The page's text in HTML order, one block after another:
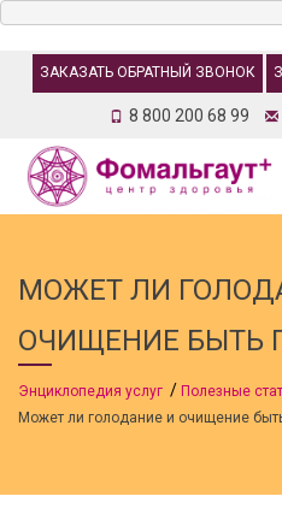
ЗАКАЗАТЬ ОБРАТНЫЙ ЗВОНОК
8 800 200 68 99
МОЖЕТ ЛИ
ОЧИЩЕНИЕ БЫТЬ
Энциклопедия услуг
Полезные
Может ли голодание и очищение